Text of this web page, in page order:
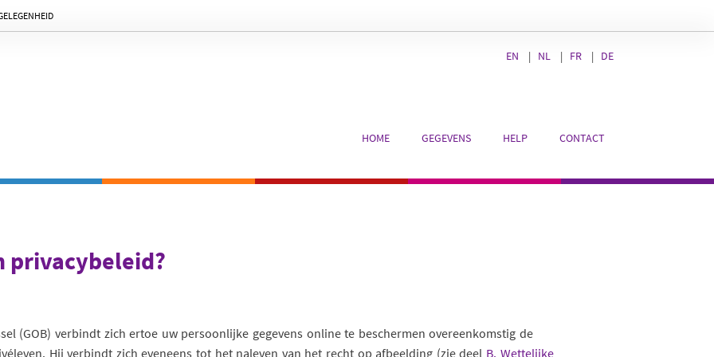
pour assurer la meilleure expérience sur notre site.
l'utilisation de ces cookies
EN | NL | FR | DE
HOME GEGEVENS HELP CONTACT
privacybeleid?
(GOB) verbindt zich ertoe uw persoonlijke gegevens online te beschermen overeenkomstig de
Hij verbindt zich eveneens tot het naleven van het recht op afbeelding (zie deel B. Wettelijke